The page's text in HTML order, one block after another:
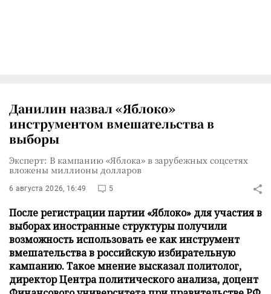
Данилин назвал «Яблоко»
инструментом вмешательства в
выборы
Эксперт: В кампанию «Яблока» в зарубежных соцсетях
вложены миллионы долларов
6 августа 2026, 16:49 5
После регистрации партии «Яблоко» для участия в
выборах иностранные структуры получили
возможность использовать ее как инструмент
вмешательства в российскую избирательную
кампанию. Такое мнение высказал политолог,
директор Центра политического анализа, доцент